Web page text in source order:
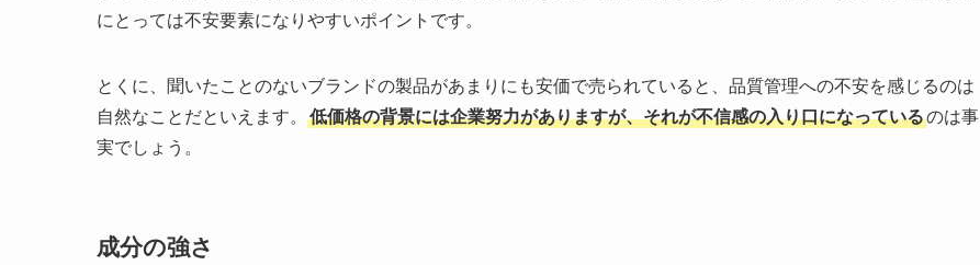
にとっては不安要素になりやすいポイントです。
とくに、聞いたことのないブランドの製品があまりにも安価で売られていると、品質管理への不安を感じるのは
自然なことだといえます。
低価格の背景には企業努力がありますが、それが不信感の入り口になっているのは事
実でしょう。
成分の強さ